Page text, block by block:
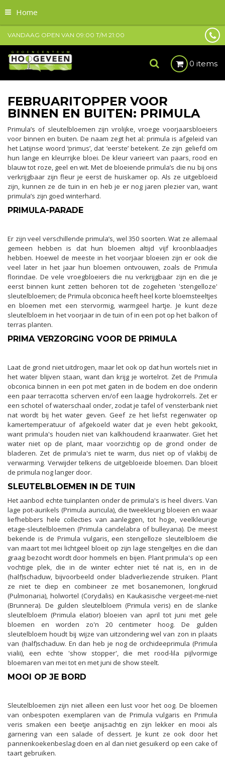
Home
VANDAAG OPEN VAN 09:00 T/M 21:00
0 items
FEBRUARITOPPER VOOR
BINNEN EN BUITEN: PRIMULA
Primula’s of sleutelbloemen zijn vrolijke, vroege voorjaarsbloeiers
voor binnen en buiten. De naam zegt het al: primula is afgeleid van
het Latijnse woord ‘primus’, dat ‘eerste’ betekent. Ze zijn geliefd om
hun lange en kleurrijke bloei. De kleur varieert van paars, rood en
blauw tot roze, geel en wit. Met de bloeiende primula’s die nu bij ons
verkrijgbaar zijn fleur je eerst de huiskamer op. Als ze uitgebloeid
zijn, kunnen ze de tuin in en heb je er nog jaren plezier van, want
primula’s zijn goed winterhard.
PRIMULA-PARADE
Er zijn veel verschillende primula’s, wel 350 soorten. Wat ze allemaal
gemeen hebben is dat hun bloemen altijd vijf kroonblaadjes
hebben. Hoewel de meeste in het voorjaar bloeien zijn er ook die
veel later in het jaar hun bloemen ontvouwen, zoals de Primula
florindae. De vele vroegbloeiers die nu verkrijgbaar zijn en die je
eerst binnen kunt zetten behoren tot de zogeheten 'stengelloze'
sleutelbloemen; de Primula obconica heeft heel korte bloemsteeltjes
en bloemen met een stervormig, warmgeel hartje. Je kunt deze
sleutelbloem in het voorjaar in de tuin of in een pot op het balkon of
terras planten.
PRIMA VERZORGING VOOR DE PRIMULA
Laat de grond niet uitdrogen, maar let ook op dat hun wortels niet in
het water blijven staan, want dan krijg je wortelrot. Zet de Primula
obconica binnen in een pot met gaten in de bodem en doe onderin
een paar terracotta scherven en/of een laagje hydrokorrels. Zet er
een schotel of waterschaal onder, zodat je tafel of vensterbank niet
nat wordt bij het water geven. Geef ze het liefst regenwater op
kamertemperatuur of afgekoeld water dat je even hebt gekookt,
want primula's houden niet van kalkhoudend kraanwater. Giet het
water niet op de plant, maar voorzichtig op de grond onder de
bladeren. Zet de primula's niet te warm, dus niet op of vlakbij de
verwarming. Verwijder telkens de uitgebloeide bloemen. Dan bloeit
de primula nog langer door.
SLEUTELBLOEMEN IN DE TUIN
Het aanbod echte tuinplanten onder de primula's is heel divers. Van
lage pot-aurikels (Primula auricula), die tweekleurig bloeien en waar
liefhebbers hele collecties van aanleggen, tot hoge, veelkleurige
etage-sleutelbloemen (Primula candelabra of bulleyana). De meest
bekende is de Primula vulgaris, een stengelloze sleutelbloem die
van maart tot mei lichtgeel bloeit op zijn lage stengeltjes en die dan
graag bezocht wordt door hommels en bijen. Plant primula's op een
vochtige plek, die in de winter echter niet té nat is, en in de
(half)schaduw, bijvoorbeeld onder bladverliezende struiken. Plant
ze niet te diep en combineer ze met bosanemonen, longkruid
(Pulmonaria), holwortel (Corydalis) en Kaukasische vergeet-me-niet
(Brunnera). De gulden sleutelbloem (Primula veris) en de slanke
sleutelbloem (Primula elatior) bloeien van april tot juni met gele
bloemen en worden zo'n 20 centimeter hoog. De gulden
sleutelbloem houdt bij wijze van uitzondering wel van zon in plaats
van (half)schaduw. En dan heb je nog de orchideeprimula (Primula
vialii), een echte 'show stopper', die met rood-lila pijlvormige
bloemaren van mei tot en met juni de show steelt.
MOOI OP JE BORD
Sleutelbloemen zijn niet alleen een lust voor het oog. De bloemen
van onbespoten exemplaren van de Primula vulgaris en Primula
veris smaken een beetje anijsachtig en zijn lekker en mooi als
garnering van een salade of dessert. Je kunt ze ook door het
pannenkoekenbeslag doen en al dan niet gesuikerd op een cake of
taart gebruiken.